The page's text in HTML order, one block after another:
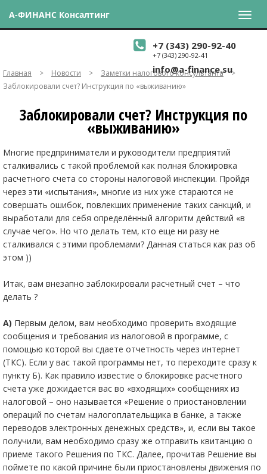
А-ФИНАНС Консалтинг
+7 (343) 290-92-40
+7 (343) 290-92-41
info@a-finance.su
Главная > Новости > Заметки налогового консультанта
>
Заблокировали счет? Инструкция по «выживанию»
Заблокировали счет? Инструкция по
«выживанию»
Многие предприниматели и руководители предприятий
сталкивались с такой проблемой как полная блокировка
расчетного счета со стороны налоговой инспекции. Пройдя
через эти «испытания», многие из них уже стараются не
совершать ошибок, повлекших применение таких санкций, и
выработали для себя определённый алгоритм действий «в
случае чего». Но что делать тем, кто еще ни разу не
сталкивался с этими проблемами? Данная статься как раз об
этом ))
Итак, вам внезапно заблокировали расчетный счет – что
делать ?
А) Первым делом, вам необходимо проверить входящие
сообщения и требования из налоговой в программе, с
помощью которой вы сдаете отчетность через интернет
(ТКС). Если у вас такой программы нет, то переходите сразу к
пункту Б). Как правило известие о блокировке расчетного
счета уже дожидается вас во «входящих» сообщениях из
налоговой – оно называется «Решение о приостановлении
операций по счетам налогоплательщика в банке, а также
переводов электронных денежных средств», и, если вы такое
получили, вам необходимо сразу же отправить квитанцию о
приеме такого Решения по ТКС. Далее, прочитав Решение вы
поймете по какой причине были приостановлены движения по